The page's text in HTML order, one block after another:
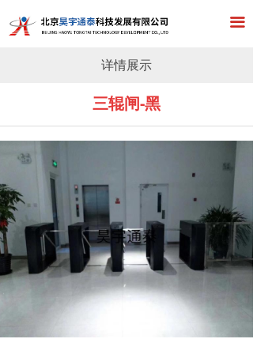
끀
首页
工程案例
新闻中心
在线留言
联系我们
详情展示
三辊闸-黑